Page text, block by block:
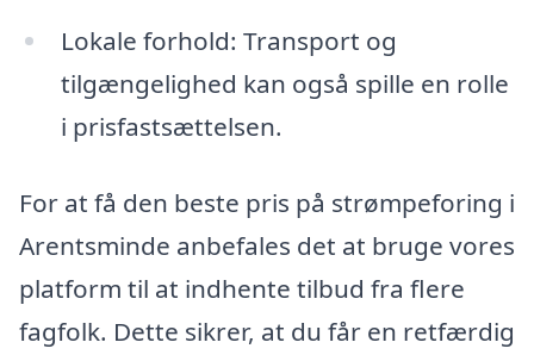
Lokale forhold: Transport og
tilgængelighed kan også spille en rolle
i prisfastsættelsen.
For at få den beste pris på strømpeforing i
Arentsminde anbefales det at bruge vores
platform til at indhente tilbud fra flere
fagfolk. Dette sikrer, at du får en retfærdig